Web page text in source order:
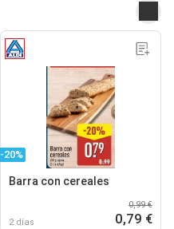
-20%
Barra con cereales
2 días
0,99 €
0,79 €